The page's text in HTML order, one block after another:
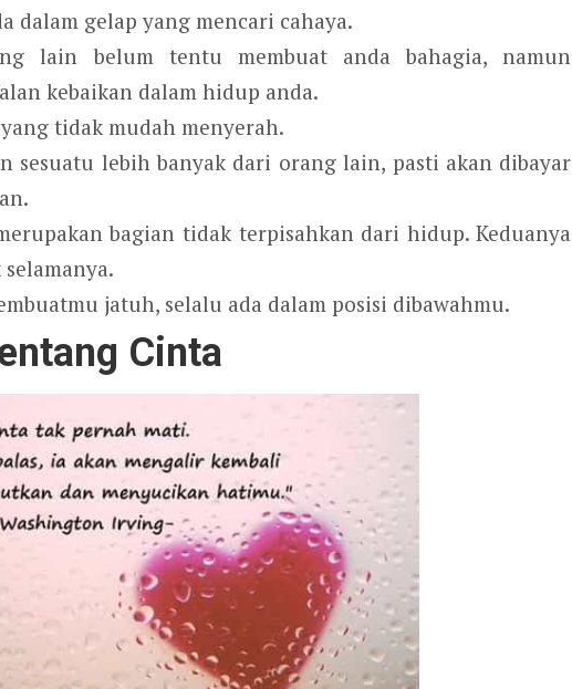
dalam gelap yang mencari cahaya.
lain belum tentu membuat anda bahagia, namun
kebaikan dalam hidup anda.
tidak mudah menyerah.
sesuatu lebih banyak dari orang lain, pasti akan dibayar
bagian tidak terpisahkan dari hidup. Keduanya
jatuh, selalu ada dalam posisi dibawahmu.
Cinta